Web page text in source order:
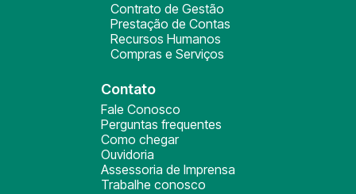
Contrato de Gestão
Prestação de Contas
Recursos Humanos
Compras e Serviços
Contato
Fale Conosco
Perguntas frequentes
Como chegar
Ouvidoria
Assessoria de Imprensa
Trabalhe conosco